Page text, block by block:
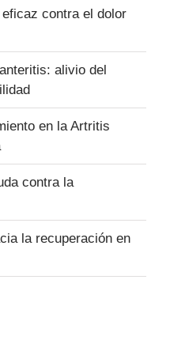
contra el dolor
alivio del
en la Artritis
contra la
la recuperación en